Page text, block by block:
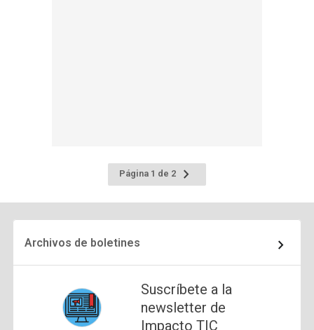
Página 1 de 2
Ir
a
Archivos de boletines
Suscríbete a la
newsletter de
Impacto TIC